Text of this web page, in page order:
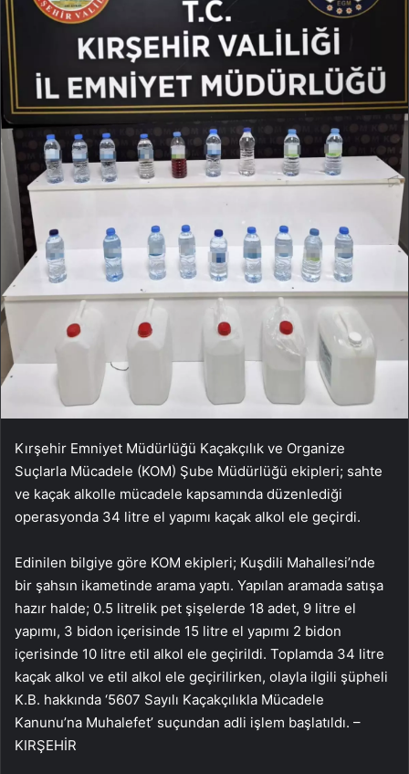
Kırşehir Emniyet Müdürlüğü Kaçakçılık ve Organize
Suçlarla Mücadele (KOM) Şube Müdürlüğü ekipleri; sahte
ve kaçak alkolle mücadele kapsamında düzenlediği
operasyonda 34 litre el yapımı kaçak alkol ele geçirdi.
Edinilen bilgiye göre KOM ekipleri; Kuşdili Mahallesi’nde
bir şahsın ikametinde arama yaptı. Yapılan aramada satışa
hazır halde; 0.5 litrelik pet şişelerde 18 adet, 9 litre el
yapımı, 3 bidon içerisinde 15 litre el yapımı 2 bidon
içerisinde 10 litre etil alkol ele geçirildi. Toplamda 34 litre
kaçak alkol ve etil alkol ele geçirilirken, olayla ilgili şüpheli
K.B. hakkında ‘5607 Sayılı Kaçakçılıkla Mücadele
Kanunu’na Muhalefet’ suçundan adli işlem başlatıldı. –
KIRŞEHİR